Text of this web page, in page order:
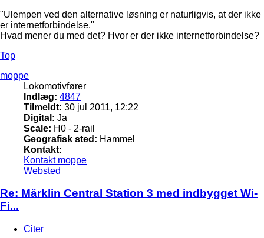
"Ulempen ved den alternative løsning er naturligvis, at der ikke
er internetforbindelse."
Hvad mener du med det? Hvor er der ikke internetforbindelse?
Top
moppe
Lokomotivfører
Indlæg: 4847
Tilmeldt: 30 jul 2011, 12:22
Digital: Ja
Scale: H0 - 2-rail
Geografisk sted: Hammel
Kontakt:
Kontakt moppe
Websted
Re: Märklin Central Station 3 med indbygget Wi-
Fi...
Citer